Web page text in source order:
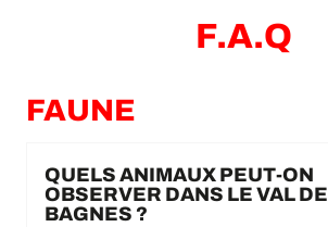
F.A.Q
FAUNE
QUELS ANIMAUX PEUT-ON
OBSERVER DANS LE VAL DE
BAGNES ?